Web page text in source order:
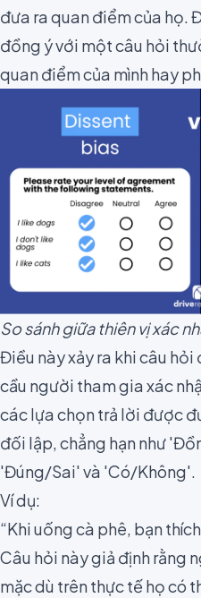
đưa ra quan điểm của họ.
đồng ý với một câu hỏi
quan điểm của mình hay
So sánh giữa thiên vị xác
Điều này xảy ra khi câu
cầu người tham gia xác
các lựa chọn trả lời được
đối lập, chẳng hạn như
'Đúng/Sai' và 'Có/Không'.
Ví dụ:
“Khi uống cà phê, bạn
Câu hỏi này giả định rằng
mặc dù trên thực tế họ có